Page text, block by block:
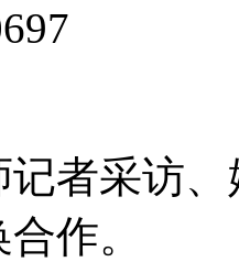
者采访
作。